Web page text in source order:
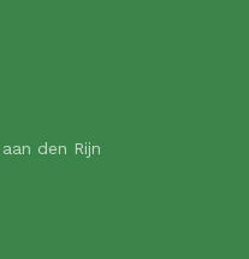
den Rijn